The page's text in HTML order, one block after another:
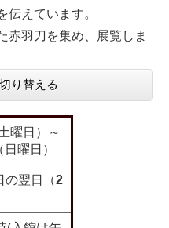
伝えています。
羽刀を集め、展覧しま
り替える
曜日）～
曜日）
の翌日（2